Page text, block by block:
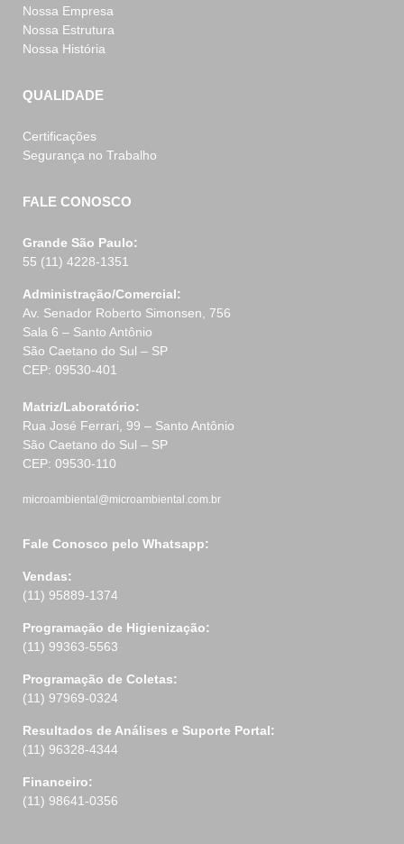
Nossa Empresa
Nossa Estrutura
Nossa História
QUALIDADE
Certificações
Segurança no Trabalho
FALE CONOSCO
Grande São Paulo:
55 (11) 4228-1351
Administração/Comercial:
Av. Senador Roberto Simonsen, 756
Sala 6 – Santo Antônio
São Caetano do Sul – SP
CEP: 09530-401
Matriz/Laboratório:
Rua José Ferrari, 99 – Santo Antônio
São Caetano do Sul – SP
CEP: 09530-110
microambiental@microambiental.com.br
Fale Conosco pelo Whatsapp:
Vendas:
(11) 95889-1374
Programação de Higienização:
(11) 99363-5563
Programação de Coletas:
(11) 97969-0324
Resultados de Análises e Suporte Portal:
(11) 96328-4344
Financeiro:
(11) 98641-0356